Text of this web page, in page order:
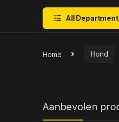
All
Home Hond
Aanbevolen